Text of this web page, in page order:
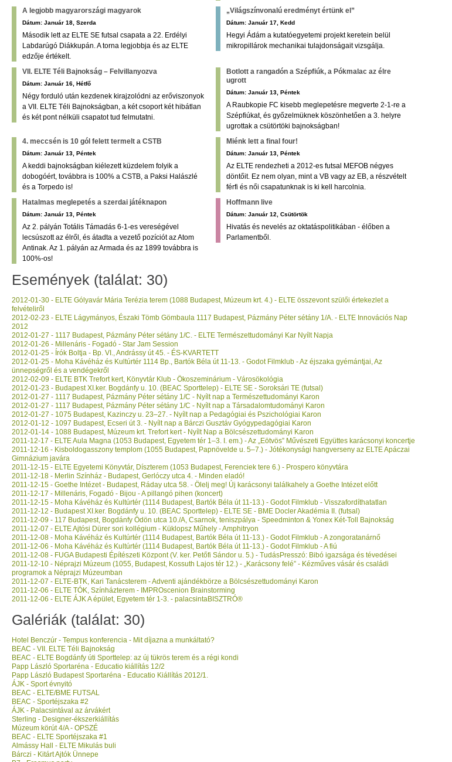
A legjobb magyarországi magyarok
Dátum: Január 18, Szerda
Második lett az ELTE SE futsal csapata a 22. Erdélyi
Labdarúgó Diákkupán. A torna legjobbja és az ELTE
edzője értékelt.
„Világszínvonalú eredményt értünk el”
Dátum: Január 17, Kedd
Hegyi Ádám a kutatóegyetemi projekt keretein belül
mikropillárok mechanikai tulajdonságait vizsgálja.
VII. ELTE Téli Bajnokság – Felvillanyozva
Dátum: Január 16, Hétfő
Négy forduló után kezdenek kirajzolódni az erőviszonyok
a VII. ELTE Téli Bajnokságban, a két csoport két hibátlan
és két pont nélküli csapatot tud felmutatni.
Botlott a rangadón a Szépfiúk, a Pókmalac az élre
ugrott
Dátum: Január 13, Péntek
A Raubkopie FC kisebb meglepetésre megverte 2-1-re a
Szépfiúkat, és győzelmüknek köszönhetően a 3. helyre
ugrottak a csütörtöki bajnokságban!
4. meccsén is 10 gól felett termelt a CSTB
Dátum: Január 13, Péntek
A keddi bajnokságban kiélezett küzdelem folyik a
dobogóért, továbbra is 100% a CSTB, a Paksi Halászlé
és a Torpedo is!
Miénk lett a final four!
Dátum: Január 13, Péntek
Az ELTE rendezheti a 2012-es futsal MEFOB négyes
döntőit. Ez nem olyan, mint a VB vagy az EB, a részvételt
férfi és női csapatunknak is ki kell harcolnia.
Hatalmas meglepetés a szerdai játéknapon
Dátum: Január 13, Péntek
Az 2. pályán Totális Támadás 6-1-es vereségével
lecsúszott az élről, és átadta a vezető pozíciót az Atom
Antinak. Az 1. pályán az Armada és az 1899 továbbra is
100%-os!
Hoffmann live
Dátum: Január 12, Csütörtök
Hivatás és nevelés az oktatáspolitikában - élőben a
Parlamentből.
Események (találat: 30)
2012-01-30 - ELTE Gólyavár Mária Terézia terem (1088 Budapest, Múzeum krt. 4.) - ELTE összevont szülői értekezlet a
felvételiről
2012-02-23 - ELTE Lágymányos, Északi Tömb Gömbaula 1117 Budapest, Pázmány Péter sétány 1/A. - ELTE Innovációs Nap
2012
2012-01-27 - 1117 Budapest, Pázmány Péter sétány 1/C. - ELTE Természettudományi Kar Nyílt Napja
2012-01-26 - Millenáris - Fogadó - Star Jam Session
2012-01-25 - Írók Boltja - Bp. VI., Andrássy út 45. - ÉS-KVARTETT
2012-01-25 - Moha Kávéház és Kultúrtér 1114 Bp., Bartók Béla út 11-13. - Godot Filmklub - Az éjszaka gyémántjai, Az
ünnepségről és a vendégekről
2012-02-09 - ELTE BTK Trefort kert, Könyvtár Klub - Ökoszeminárium - Városökológia
2012-01-23 - Budapest XI.ker. Bogdánfy u. 10. (BEAC Sporttelep) - ELTE SE - Soroksári TE (futsal)
2012-01-27 - 1117 Budapest, Pázmány Péter sétány 1/C - Nyílt nap a Természettudományi Karon
2012-01-27 - 1117 Budapest, Pázmány Péter sétány 1/C - Nyílt nap a Társadalomtudományi Karon
2012-01-27 - 1075 Budapest, Kazinczy u. 23–27. - Nyílt nap a Pedagógiai és Pszichológiai Karon
2012-01-12 - 1097 Budapest, Ecseri út 3. - Nyílt nap a Bárczi Gusztáv Gyógypedagógiai Karon
2012-01-14 - 1088 Budapest, Múzeum krt. Trefort kert - Nyílt Nap a Bölcsészettudományi Karon
2011-12-17 - ELTE Aula Magna (1053 Budapest, Egyetem tér 1–3. I. em.) - Az „Eötvös” Művészeti Együttes karácsonyi koncertje
2011-12-16 - Kisboldogasszony templom (1055 Budapest, Papnövelde u. 5–7.) - Jótékonysági hangverseny az ELTE Apáczai
Gimnázium javára
2011-12-15 - ELTE Egyetemi Könyvtár, Díszterem (1053 Budapest, Ferenciek tere 6.) - Prospero könyvtára
2011-12-18 - Merlin Színház - Budapest, Gerlóczy utca 4. - Minden eladó!
2011-12-15 - Goethe Intézet - Budapest, Ráday utca 58. - Ölelj meg! Új karácsonyi találkahely a Goethe Intézet előtt
2011-12-17 - Millenáris, Fogadó - Bijou - A pillangó pihen (koncert)
2011-12-15 - Moha Kávéház és Kultúrtér (1114 Budapest, Bartók Béla út 11-13.) - Godot Filmklub - Visszafordíthatatlan
2011-12-12 - Budapest XI.ker. Bogdánfy u. 10. (BEAC Sporttelep) - ELTE SE - BME Docler Akadémia II. (futsal)
2011-12-09 - 117 Budapest, Bogdánfy Ödön utca 10./A, Csarnok, teniszpálya - Speedminton & Yonex Két-Toll Bajnokság
2011-12-07 - ELTE Ajtósi Dürer sori kollégium - Küklopsz Műhely - Amphitryon
2011-12-08 - Moha Kávéház és Kultúrtér (1114 Budapest, Bartók Béla út 11-13.) - Godot Filmklub - A zongoratanárnő
2011-12-06 - Moha Kávéház és Kultúrtér (1114 Budapest, Bartók Béla út 11-13.) - Godot Filmklub - A fiú
2011-12-08 - FUGA Budapesti Építészeti Központ (V. ker. Petőfi Sándor u. 5.) - TudásPresszó: Bibó igazsága és tévedései
2011-12-10 - Néprajzi Múzeum (1055, Budapest, Kossuth Lajos tér 12.) - „Karácsony felé” - Kézműves vásár és családi
programok a Néprajzi Múzeumban
2011-12-07 - ELTE-BTK, Kari Tanácsterem - Adventi ajándékbörze a Bölcsészettudományi Karon
2011-12-06 - ELTE TÓK, Színházterem - IMPROscenion Brainstorming
2011-12-06 - ELTE ÁJK A épület, Egyetem tér 1-3. - palacsintaBISZTRÓ®
Galériák (találat: 30)
Hotel Benczúr - Tempus konferencia - Mit díjazna a munkáltató?
BEAC - VII. ELTE Téli Bajnokság
BEAC - ELTE Bogdánfy úti Sporttelep: az új tükrös terem és a régi kondi
Papp László Sportaréna - Educatio kiállítás 12/2
Papp László Budapest Sportaréna - Educatio Kiállítás 2012/1.
ÁJK - Sport évnyitó
BEAC - ELTE/BME FUTSAL
BEAC - Sportéjszaka #2
ÁJK - Palacsintával az árvákért
Sterling - Designer-ékszerkiállítás
Múzeum körút 4/A - OPSZÉ
BEAC - ELTE Sportéjszaka #1
Almássy Hall - ELTE Mikulás buli
Bárczi - Kitárt Ajtók Ünnepe